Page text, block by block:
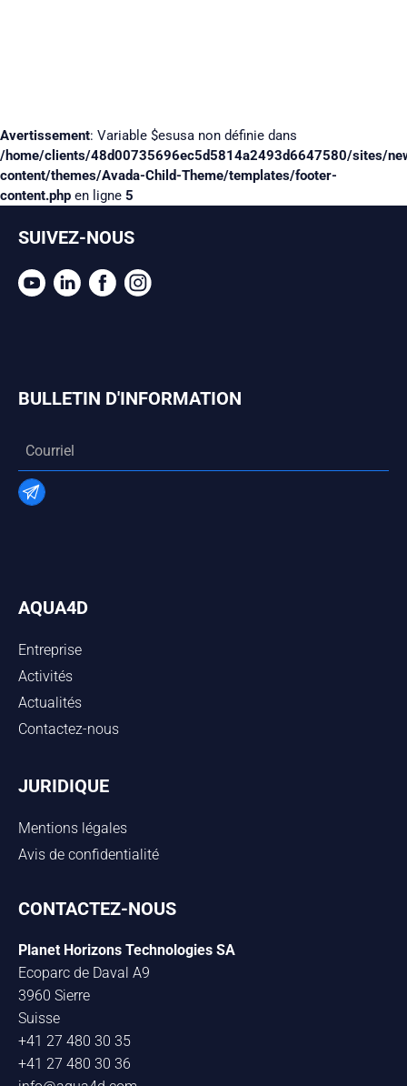
Avertissement: Variable $esusa non définie dans
/home/clients/48d00735696ec5d5814a2493d6647580/sites/
content/themes/Avada-Child-Theme/templates/footer-
content.php en ligne 5
SUIVEZ-NOUS
BULLETIN D'INFORMATION
AQUA4D
Entreprise
Activités
Actualités
Contactez-nous
JURIDIQUE
Mentions légales
Avis de confidentialité
CONTACTEZ-NOUS
Planet Horizons Technologies SA
Ecoparc de Daval A9
3960 Sierre
Suisse
+41 27 480 30 35
+41 27 480 30 36